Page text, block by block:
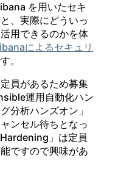
を用いたセキ
、実際にどういっ
用できるのかを体
によるセキュリ
。
員があるため募集
運用自動化ハン
分析ハンズオン」
ンセル待ちとなっ
」は定員
ですので興味があ